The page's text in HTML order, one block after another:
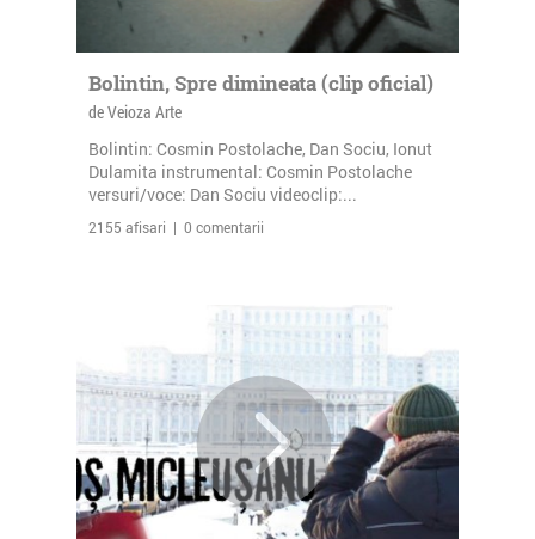
Bolintin, Spre dimineata (clip oficial)
de Veioza Arte
Bolintin: Cosmin Postolache, Dan Sociu, Ionut
Dulamita instrumental: Cosmin Postolache
versuri/voce: Dan Sociu videoclip:...
2155 afisari | 0 comentarii